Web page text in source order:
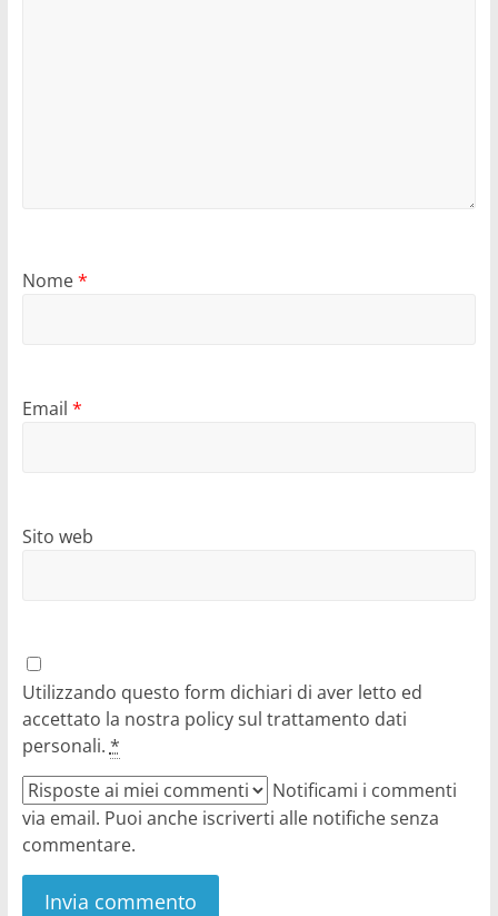
Nome*
Email *
Sito web
Utilizzando questo form dichiari di aver letto ed
accettato la nostra policy sul trattamento dati
personali. *
Notificami i commenti
via email. Puoi anche iscriverti alle notifiche senza
commentare.